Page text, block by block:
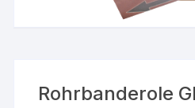
Rohrbanderole